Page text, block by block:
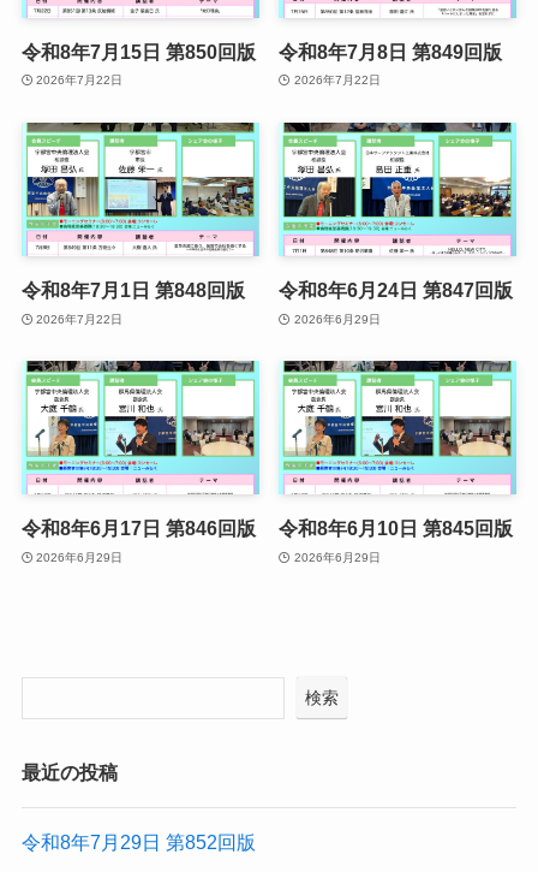
令和8年7月15日 第850回版
2026年7月22日
令和8年7月8日 第849回版
2026年7月22日
令和8年7月1日 第848回版
2026年7月22日
令和8年6月24日 第847回版
2026年6月29日
令和8年6月17日 第846回版
2026年6月29日
令和8年6月10日 第845回版
2026年6月29日
検索
最近の投稿
令和8年7月29日 第852回版